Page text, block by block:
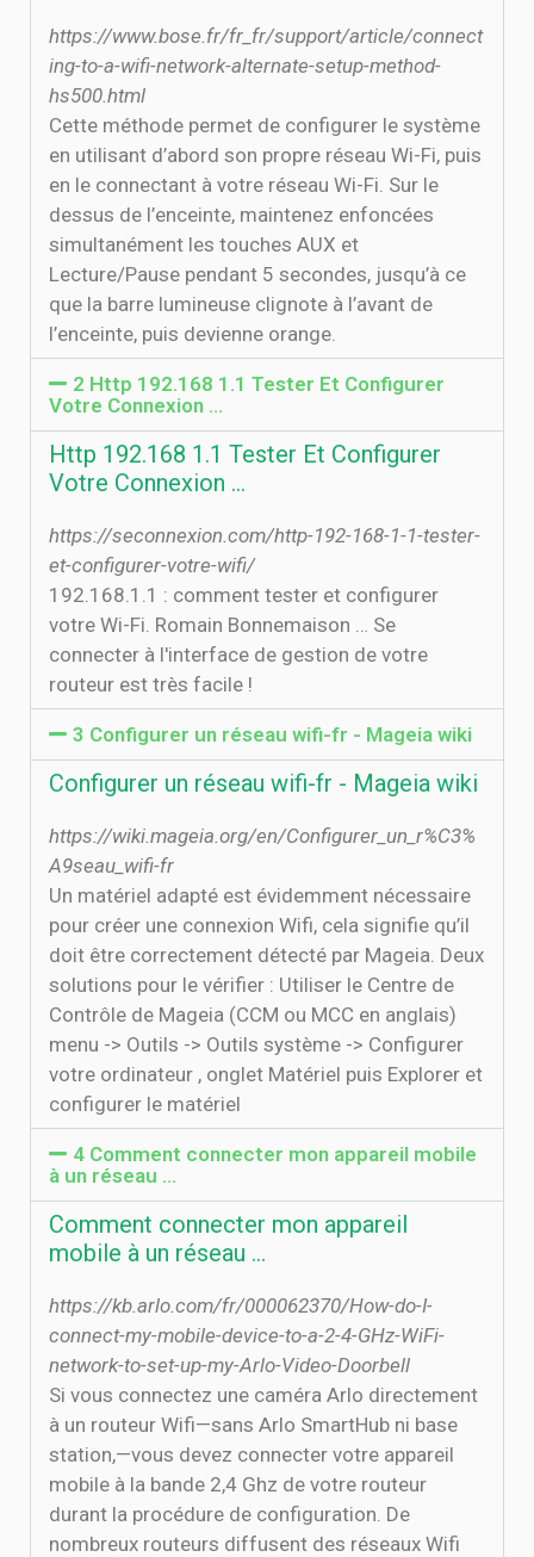
https://www.bose.fr/fr_fr/support/article/connect
ing-to-a-wifi-network-alternate-setup-method-
hs500.html
Cette méthode permet de configurer le système
en utilisant d’abord son propre réseau Wi-Fi, puis
en le connectant à votre réseau Wi-Fi. Sur le
dessus de l’enceinte, maintenez enfoncées
simultanément les touches AUX et
Lecture/Pause pendant 5 secondes, jusqu’à ce
que la barre lumineuse clignote à l’avant de
l’enceinte, puis devienne orange.
2 Http 192.168 1.1 Tester Et Configurer
Votre Connexion …
Http 192.168 1.1 Tester Et Configurer
Votre Connexion …
https://seconnexion.com/http-192-168-1-1-tester-
et-configurer-votre-wifi/
192.168.1.1 : comment tester et configurer
votre Wi-Fi. Romain Bonnemaison … Se
connecter à l'interface de gestion de votre
routeur est très facile !
3 Configurer un réseau wifi-fr - Mageia wiki
Configurer un réseau wifi-fr - Mageia wiki
https://wiki.mageia.org/en/Configurer_un_r%C3%
A9seau_wifi-fr
Un matériel adapté est évidemment nécessaire
pour créer une connexion Wifi, cela signifie qu’il
doit être correctement détecté par Mageia. Deux
solutions pour le vérifier : Utiliser le Centre de
Contrôle de Mageia (CCM ou MCC en anglais)
menu -> Outils -> Outils système -> Configurer
votre ordinateur , onglet Matériel puis Explorer et
configurer le matériel
4 Comment connecter mon appareil mobile
à un réseau …
Comment connecter mon appareil
mobile à un réseau …
https://kb.arlo.com/fr/000062370/How-do-I-
connect-my-mobile-device-to-a-2-4-GHz-WiFi-
network-to-set-up-my-Arlo-Video-Doorbell
Si vous connectez une caméra Arlo directement
à un routeur Wifi—sans Arlo SmartHub ni base
station,—vous devez connecter votre appareil
mobile à la bande 2,4 Ghz de votre routeur
durant la procédure de configuration. De
nombreux routeurs diffusent des réseaux Wifi